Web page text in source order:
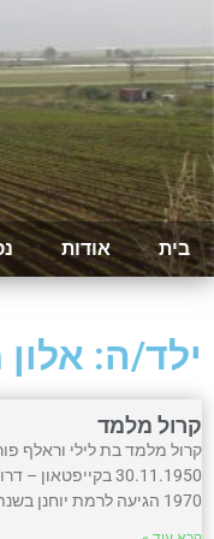
בית אודות
ילד/ה:
קרול מלמד
קרול מלמד בת לילי וראלף
30.11.1950
1970 הגיעה לרמת יוחנן בשנת